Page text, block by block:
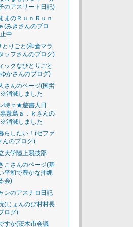
のアスリート日記)
まのＲｕｎＲｕｎ
(みきさんのブロ
中
とりごと(和倉マラ
ッフさんのブログ)
ックなひとりごと
かさんのブログ)
さんのページ(国労
消滅しました
時々★遊書人日
敷島ａ．ｋさんの
消滅しました
らしたい！(ゼファ
んのプログ)
大学陸上競技部
こさんのページ(基
平和で豊かな沖縄
会)
ンのアスナロ日記
(じょんのび村村長
ログ)
すか(茨木市会議